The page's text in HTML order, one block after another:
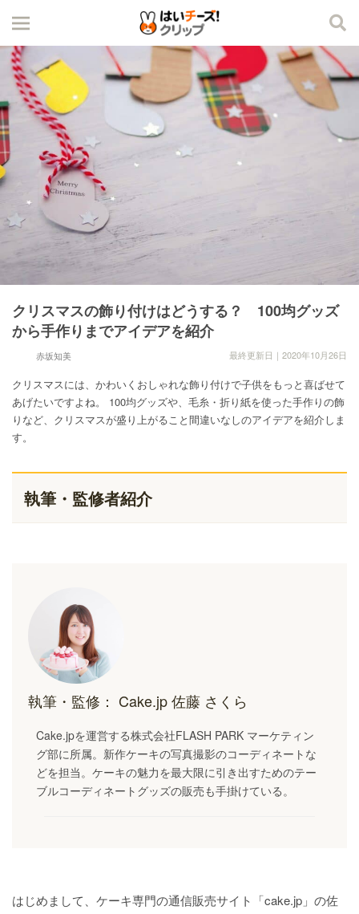
クリスマスの飾り付けはどうする？ 100均グッズ
から手作りまでアイデアを紹介
赤坂知美 最終更新日｜2020年10月26日
クリスマスには、かわいくおしゃれな飾り付けで子供をもっと喜ばせて
あげたいですよね。 100均グッズや、毛糸・折り紙を使った手作りの飾
りなど、クリスマスが盛り上がること間違いなしのアイデアを紹介しま
す。
執筆・監修者紹介
執筆・監修： Cake.jp 佐藤 さくら
Cake.jpを運営する株式会社FLASH PARK マーケティン
グ部に所属。新作ケーキの写真撮影のコーディネートな
どを担当。ケーキの魅力を最大限に引き出すためのテー
ブルコーディネートグッズの販売も手掛けている。
はじめまして、ケーキ専門の通信販売サイト「cake.jp」の佐